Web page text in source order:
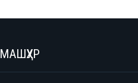
МАШҲУР